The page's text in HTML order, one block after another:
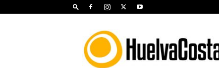
Huelva
Costa